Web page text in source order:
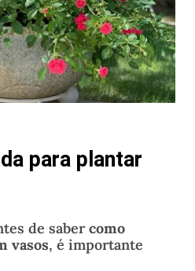
para plantar
de saber como
vasos, é importante